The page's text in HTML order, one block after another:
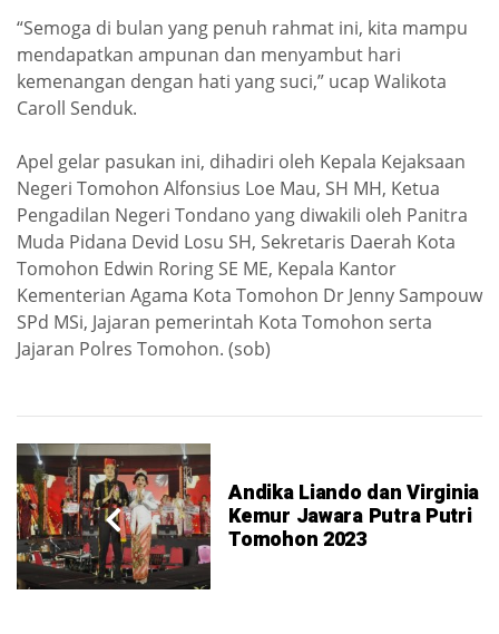
“Semoga di bulan yang penuh rahmat ini, kita mampu
mendapatkan ampunan dan menyambut hari
kemenangan dengan hati yang suci,” ucap Walikota
Caroll Senduk.
Apel gelar pasukan ini, dihadiri oleh Kepala Kejaksaan
Negeri Tomohon Alfonsius Loe Mau, SH MH, Ketua
Pengadilan Negeri Tondano yang diwakili oleh Panitra
Muda Pidana Devid Losu SH, Sekretaris Daerah Kota
Tomohon Edwin Roring SE ME, Kepala Kantor
Kementerian Agama Kota Tomohon Dr Jenny Sampouw
SPd MSi, Jajaran pemerintah Kota Tomohon serta
Jajaran Polres Tomohon. (sob)
Andika Liando dan Virginia
Kemur Jawara Putra Putri
Tomohon 2023